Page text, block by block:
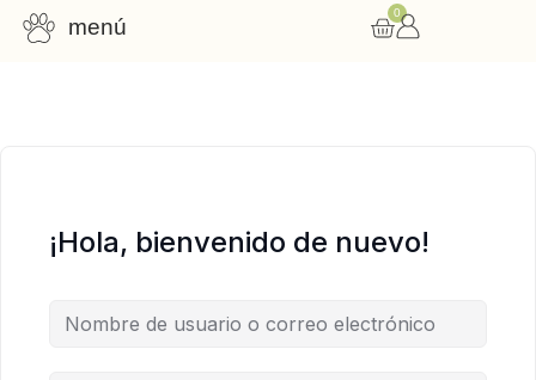
menú
0
¡Hola, bienvenido de nuevo!